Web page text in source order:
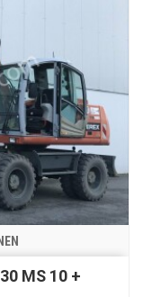
MS 10 +